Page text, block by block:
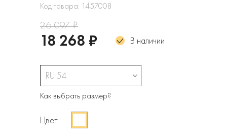
Код товара: 1457008
26 097 ₽
18 268 ₽ В наличии
RU 54
Как выбрать размер?
Цвет: